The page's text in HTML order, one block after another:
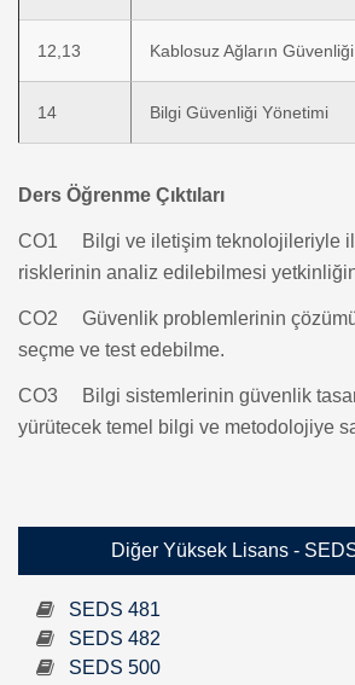
12,13 Kablosuz Ağların Güvenliği
14 Bilgi Güvenliği Yönetimi
Ders Öğrenme Çıktıları
CO1 Bilgi ve iletişim teknolojileriyle
risklerinin analiz edilebilmesi
CO2 Güvenlik problemlerinin
seçme ve test edebilme.
CO3 Bilgi sistemlerinin güvenlik
yürütecek temel bilgi ve metodolojiye
Diğer Yüksek Lisans -
SEDS 481
SEDS 482
SEDS 500